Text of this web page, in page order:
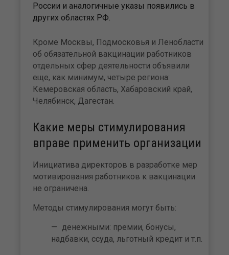
России и аналогичные указы появились в
других областях РФ.
Кроме Москвы, Подмосковья и Ленобласти
об обязательной вакцинации работников
отдельных сфер деятельности объявили
еще, как минимум, четыре региона:
Кемеровская область, Хабаровский край,
Челябинск, Дагестан.
Какие меры стимулирования
вправе применить организации
Инициатива директоров в разработке мер
мотивирования работников к вакцинации
не ограничена.
Методы стимулирования могут быть:
денежными: премии, бонусы,
надбавки, ссуда, льготный кредит и т.п.